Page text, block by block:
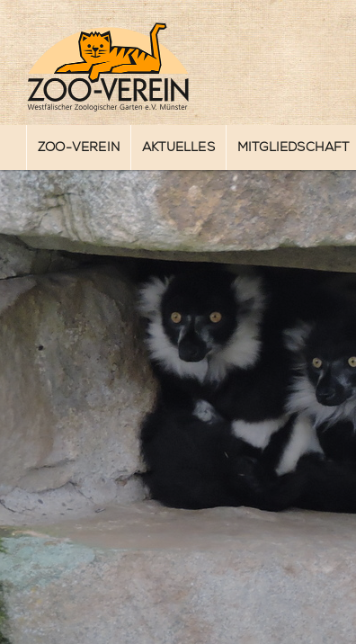
ZOO-VEREIN AKTUELLES MITGLIEDSCHAFT